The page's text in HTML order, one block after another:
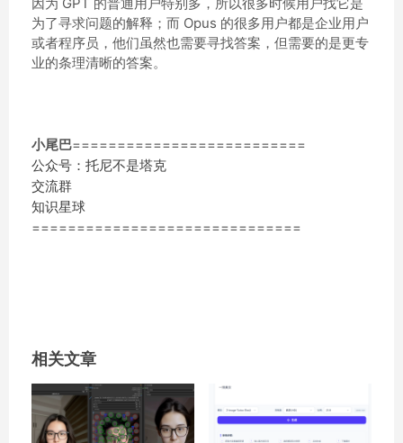
为了寻求问题的解释；而 Opus 的很多用户都是企业用户
或者程序员，他们虽然也需要寻找答案，但需要的是更专
业的条理清晰的答案。
小尾巴==========================
公众号：托尼不是塔克
交流群
知识星球
==============================
相关文章